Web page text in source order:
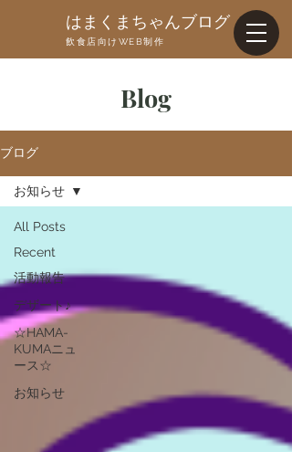
はまくまちゃんブログ
飲食店向けWEB制作
Blog
ブログ
All Posts
Recent
活動報告
デザート♪
☆HAMA-
KUMAニュ
ース☆
お知らせ
お知らせ